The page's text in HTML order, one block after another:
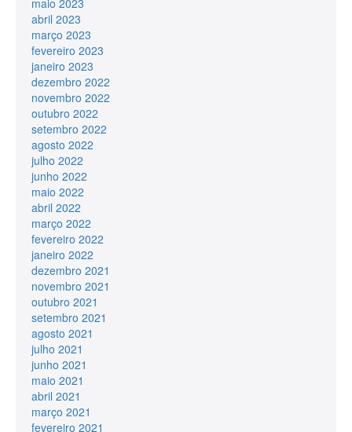
abril 2023
março 2023
fevereiro 2023
janeiro 2023
dezembro 2022
novembro 2022
outubro 2022
setembro 2022
agosto 2022
julho 2022
junho 2022
maio 2022
abril 2022
março 2022
fevereiro 2022
janeiro 2022
dezembro 2021
novembro 2021
outubro 2021
setembro 2021
agosto 2021
julho 2021
junho 2021
maio 2021
abril 2021
março 2021
fevereiro 2021